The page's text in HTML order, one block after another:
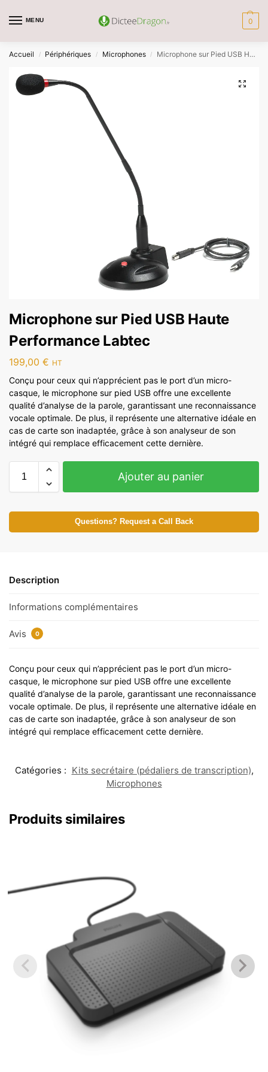
MENU 0
Accueil / Périphériques / Microphones / Microphone sur Pied USB Haute Performance Labtec
Microphone sur Pied USB Haute
Performance Labtec
199,00 € HT
Conçu pour ceux qui n’apprécient pas le port d’un micro-
casque, le microphone sur pied USB offre une excellente
qualité d’analyse de la parole, garantissant une reconnaissance
vocale optimale. De plus, il représente une alternative idéale en
cas de carte son inadaptée, grâce à son analyseur de son
intégré qui remplace efficacement cette dernière.
Ajouter au panier
Questions? Request a Call Back
Description
Informations complémentaires
Avis 0
Conçu pour ceux qui n’apprécient pas le port d’un micro-
casque, le microphone sur pied USB offre une excellente
qualité d’analyse de la parole, garantissant une reconnaissance
vocale optimale. De plus, il représente une alternative idéale en
cas de carte son inadaptée, grâce à son analyseur de son
intégré qui remplace efficacement cette dernière.
Catégories : Kits secrétaire (pédaliers de transcription),
Microphones
Produits similaires